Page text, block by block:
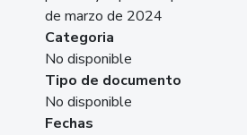
de marzo de 2024
Categoria
No disponible
Tipo de documento
No disponible
Fechas